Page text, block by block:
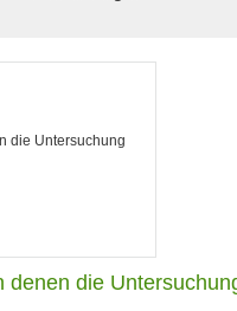
die Untersuchung
denen die